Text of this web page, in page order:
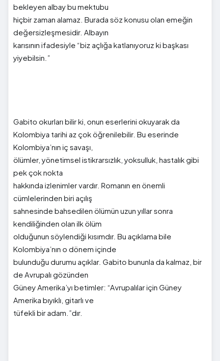
bekleyen albay bu mektubu
hiçbir zaman alamaz. Burada söz konusu olan emeğin
değersizleşmesidir. Albayın
karısının ifadesiyle “biz açlığa katlanıyoruz ki başkası
yiyebilsin.”
Gabito okurları bilir ki, onun eserlerini okuyarak da
Kolombiya tarihi az çok öğrenilebilir. Bu eserinde
Kolombiya’nın iç savaşı,
ölümler, yönetimsel istikrarsızlık, yoksulluk, hastalık gibi
pek çok nokta
hakkında izlenimler vardır. Romanın en önemli
cümlelerinden biri açılış
sahnesinde bahsedilen ölümün uzun yıllar sonra
kendiliğinden olan ilk ölüm
olduğunun söylendiği kısımdır. Bu açıklama bile
Kolombiya’nın o dönem içinde
bulunduğu durumu açıklar. Gabito bununla da kalmaz, bir
de Avrupalı gözünden
Güney Amerika’yı betimler: “Avrupalılar için Güney
Amerika bıyıklı, gitarlı ve
tüfekli bir adam.”dır.